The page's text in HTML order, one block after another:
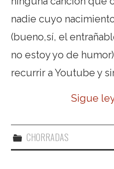
nadie cuyo
(bueno,sí, el
no estoy yo de
recurrir a Youtube y
Sigue
CHORRADAS